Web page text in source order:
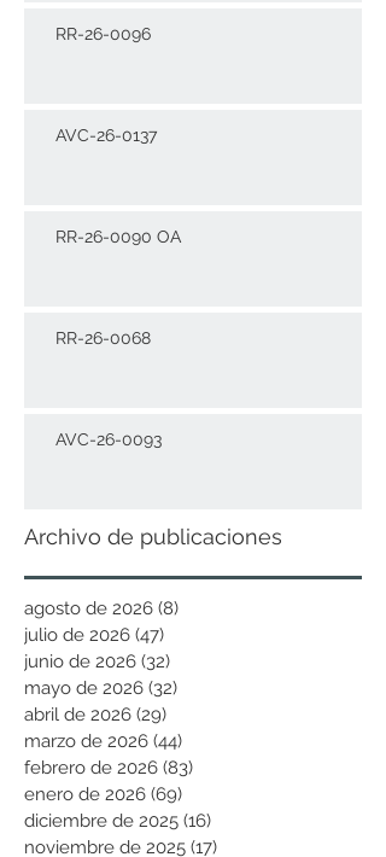
RR-26-0096
AVC-26-0137
RR-26-0090 OA
RR-26-0068
AVC-26-0093
Archivo de publicaciones
agosto de 2026 (8)
julio de 2026 (47)
junio de 2026 (32)
mayo de 2026 (32)
abril de 2026 (29)
marzo de 2026 (44)
febrero de 2026 (83)
enero de 2026 (69)
diciembre de 2025 (16)
noviembre de 2025 (17)